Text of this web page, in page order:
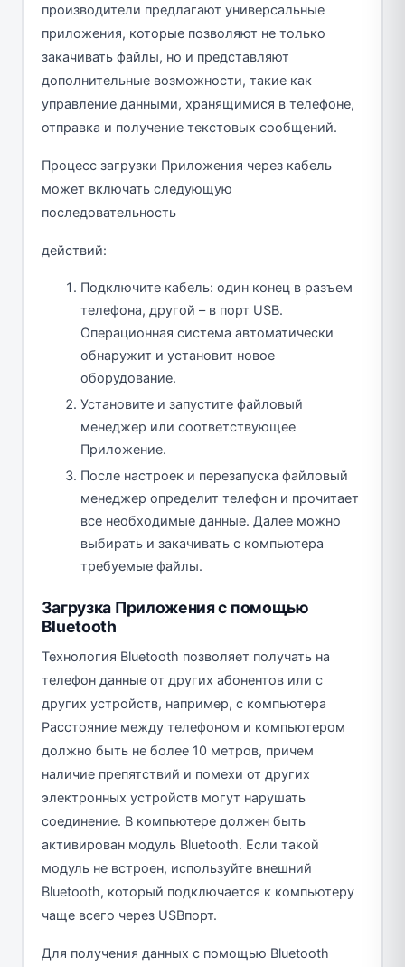
производители предлагают универсальные
приложения, которые позволяют не только
закачивать файлы, но и представляют
дополнительные возможности, такие как
управление данными, хранящимися в телефоне,
отправка и получение текстовых сообщений.
Процесс загрузки Приложения через кабель
может включать следующую
последовательность
действий:
Подключите кабель: один конец в разъем
телефона, другой – в порт USB.
Операционная система автоматически
обнаружит и установит новое
оборудование.
Установите и запустите файловый
менеджер или соответствующее
Приложение.
После настроек и перезапуска файловый
менеджер определит телефон и прочитает
все необходимые данные. Далее можно
выбирать и закачивать с компьютера
требуемые файлы.
Загрузка Приложения с помощью
Bluetooth
Технология Bluetooth позволяет получать на
телефон данные от других абонентов или с
других устройств, например, с компьютера
Расстояние между телефоном и компьютером
должно быть не более 10 метров, причем
наличие препятствий и помехи от других
электронных устройств могут нарушать
соединение. В компьютере должен быть
активирован модуль Bluetooth. Если такой
модуль не встроен, используйте внешний
Bluetooth, который подключается к компьютеру
чаще всего через USBпорт.
Для получения данных с помощью Bluetooth